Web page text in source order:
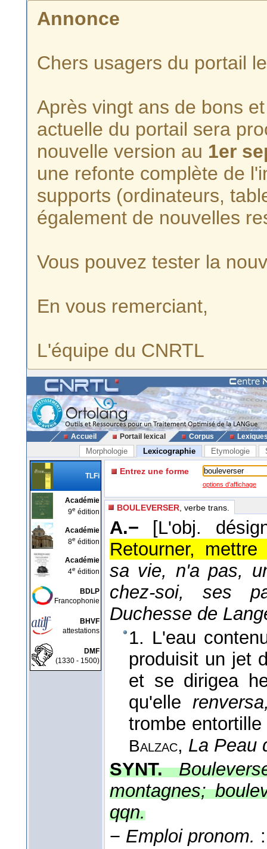
Annonce
Chers usagers du portail
Après vingt ans de bons
actuelle du portail sera
nouvelle version au 1er
une refonte complète de
supports (ordinateurs,
également de nouvelles
Vous pouvez tester la
En vous remerciant,
L'équipe du CNRTL
Accueil Portail lexical Corpus
Morphologie Lexicographie Etymologie
TLFi
Académie
9e édition
Académie
8e édition
Académie
4e édition
BDLP
Francophonie
BHVF
attestations
DMF
(1330 - 1500)
Entrez une forme
options d'affichage
BOULEVERSER , verbe trans.
A.−
[L'obj.
Retourner,
sa vie, n'a pas,
chez-soi, ses
Duchesse de
1. L'eau
produisit un jet
et se dirigea
qu'elle
trombe
Balzac, La Peau
SYNT.
montagnes;
qqn.
− Emploi pronom. :